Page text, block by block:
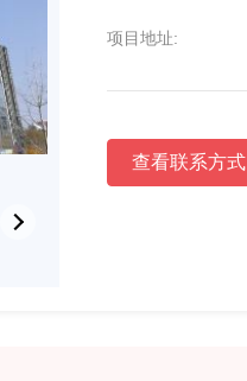
项目地址:
查看联系方式